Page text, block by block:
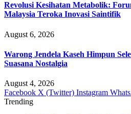
Revolusi Kesihatan Metabolik:
Malaysia Teroka Inovasi Saintifik
August 6, 2026
Warong Jendela Kaseh Himpun
Suasana Nostalgia
August 4, 2026
Facebook X (Twitter) Instagram
Trending